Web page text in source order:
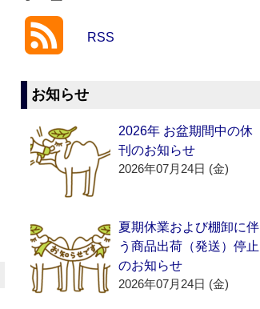
RSS
お知らせ
2026年 お盆期間中の休
刊のお知らせ
2026年07月24日 (金)
夏期休業および棚卸に伴
う商品出荷（発送）停止
のお知らせ
2026年07月24日 (金)